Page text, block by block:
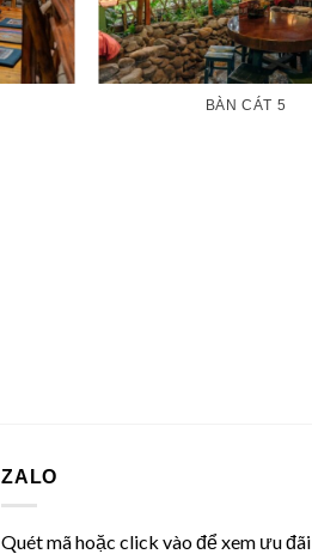
BÀN CÁT 5
ZALO
Quét mã hoặc click vào để xem ưu đãi